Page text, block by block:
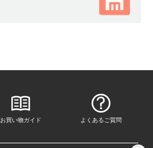
お買い物ガイド よくあるご質問